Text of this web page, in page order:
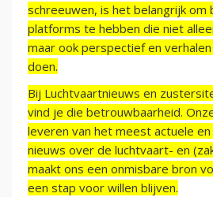
schreeuwen, is het belangrijk om
platforms te hebben die niet
maar ook perspectief en
doen.
Bij Luchtvaartnieuws en
vind je die betrouwbaarheid.
leveren van het meest actuele en
nieuws over de luchtvaart- en
maakt ons een onmisbare bron
een stap voor willen blijven.